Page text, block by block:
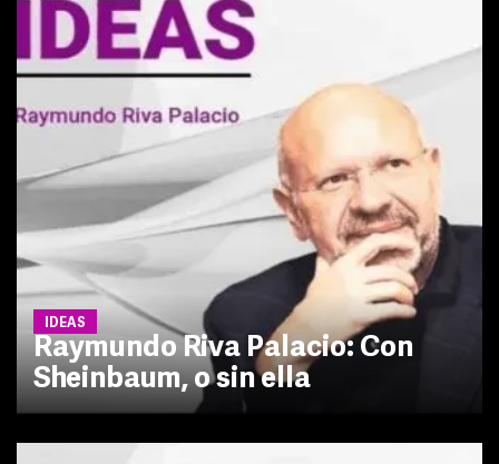
IDEAS
Raymundo Riva Palacio: Con
Sheinbaum, o sin ella